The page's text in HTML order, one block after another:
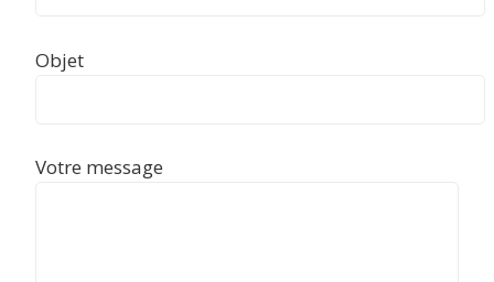
Objet
Votre message